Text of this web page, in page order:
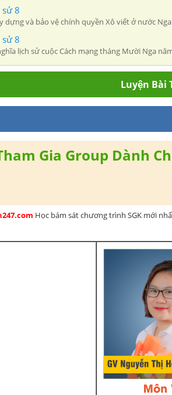
8
dựng và bảo vệ chính quyền Xô viết ở nước Nga
8
lịch sử cuộc Cách mạng tháng Mười Nga
Luyện Bài
Gia Group Dành
Học bám sát chương trình SGK mới